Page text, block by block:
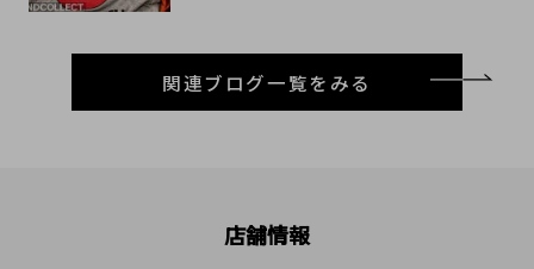
関連ブログ一覧をみる
店舗情報